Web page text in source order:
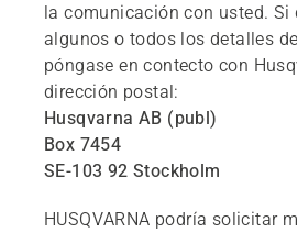
la comunicación con usted. Si
algunos o todos los detalles
póngase en contecto con
dirección postal:
Husqvarna AB (publ)
Box 7454
SE-103 92 Stockholm
HUSQVARNA podría solicitar